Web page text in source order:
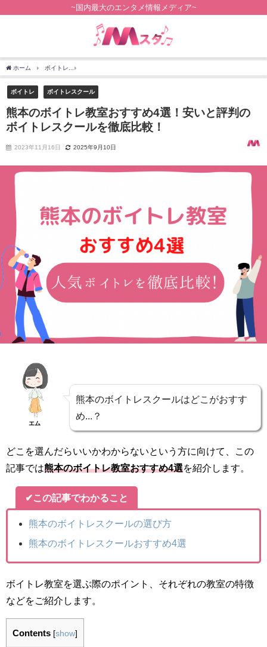
~国内最大のエンタメ情報メディア~
ホーム ボイトレ
ボイトレ ボイトレスクール
熊本のボイトレ教室おすすめ4選！安いと評判の
ボイトレスクールを徹底比較！
2023年11月16日 2025年9月10日
エム
熊本のボイトレスクールはどこがおすす
め...？
どこを選んだらいいかわからないという方に向けて、この
記事では熊本のボイトレ教室おすすめ4選を紹介します。
✔この記事でわかること
熊本のボイトレスクールの選び方
熊本のボイトレスクールおすすめ4選
ボイトレ教室を選ぶ際のポイント、それぞれの教室の特徴
などをご紹介します。
Contents [show]